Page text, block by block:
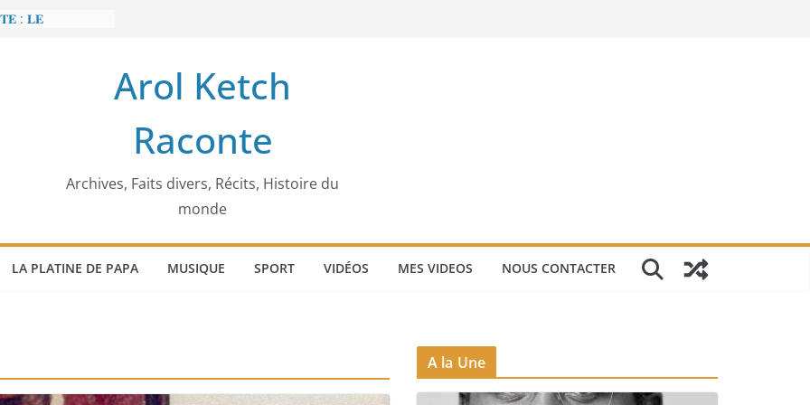
: 𝐋𝐄
𝐨𝐫𝐝𝐢𝐧𝐚𝐭𝐞𝐮𝐫
Arol Ketch
Raconte
Archives, Faits divers, Récits, Histoire du
monde
LA PLATINE DE PAPA MUSIQUE SPORT VIDÉOS MES VIDEOS NOUS CONTACTER
A la Une